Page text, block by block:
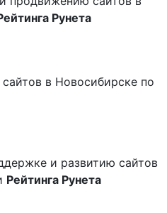
Рунета
в Новосибирске по
и развитию сайтов
Рейтинга Рунета